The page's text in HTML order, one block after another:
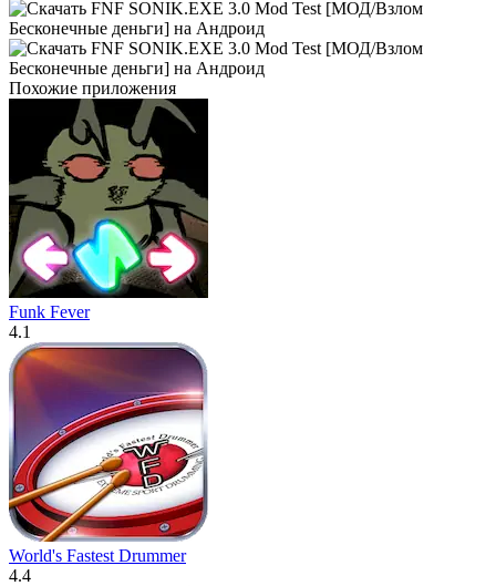
Похожие приложения
Funk Fever
4.1
World's Fastest Drummer
4.4